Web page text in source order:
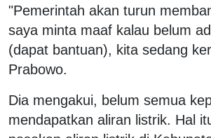
"Pemerintah akan turun
saya minta maaf kalau belum
(dapat bantuan), kita sedang
Prabowo.
Dia mengakui, belum semua
mendapatkan aliran listrik. Hal